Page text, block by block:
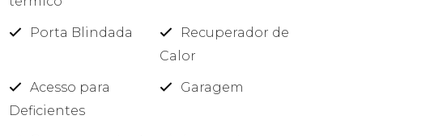
Porta Blindada
Recuperador de
Calor
Acesso para
Deficientes
Garagem